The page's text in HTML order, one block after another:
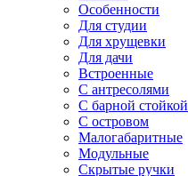
Особенности
Для студии
Для хрущевки
Для дачи
Встроенные
С антресолями
С барной стойкой
С островом
Малогабаритные
Модульные
Скрытые ручки